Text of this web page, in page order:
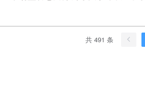
共 491 条